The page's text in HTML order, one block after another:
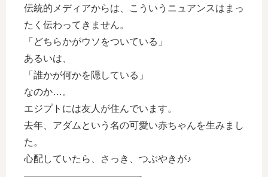
伝統的メディアからは、こういうニュアンスはまっ
たく伝わってきません。
「どちらかがウソをついている」
あるいは、
「誰かが何かを隠している」
なのか…。
エジプトには友人が住んでいます。
去年、アダムという名の可愛い赤ちゃんを生みまし
た。
心配していたら、さっき、つぶやきが♪